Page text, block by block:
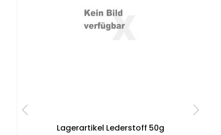
Lagerartikel Lederstoff 50g